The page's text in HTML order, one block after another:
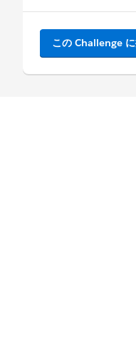
この Challenge